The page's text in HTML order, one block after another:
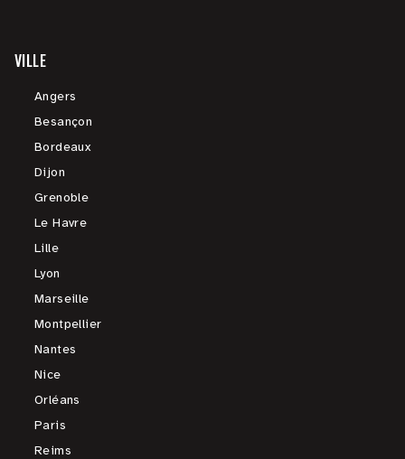
VILLE
Angers
Besançon
Bordeaux
Dijon
Grenoble
Le Havre
Lille
Lyon
Marseille
Montpellier
Nantes
Nice
Orléans
Paris
Reims